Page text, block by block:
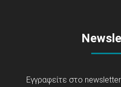
Εγγραφείτε στο